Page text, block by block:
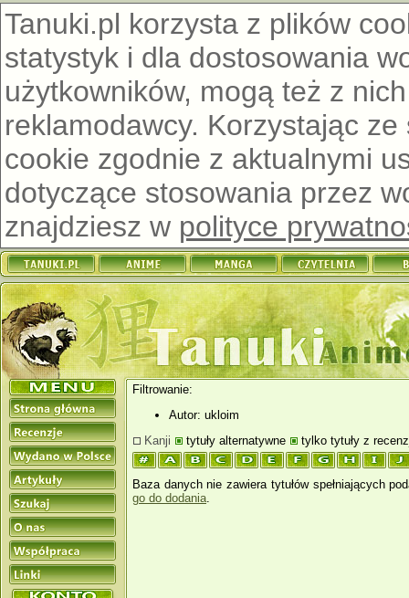
Tanuki.pl korzysta z plików
statystyk i dla dostosowania
użytkowników, mogą też z
reklamodawcy. Korzystając
cookie zgodnie z aktualnymi
dotyczące stosowania przez
znajdziesz w polityce
Filtrowanie:
Autor: ukloim
Kanji
tytuły alternatywne tylko tytuły z
Baza danych nie zawiera tytułów spełniających
go do dodania.